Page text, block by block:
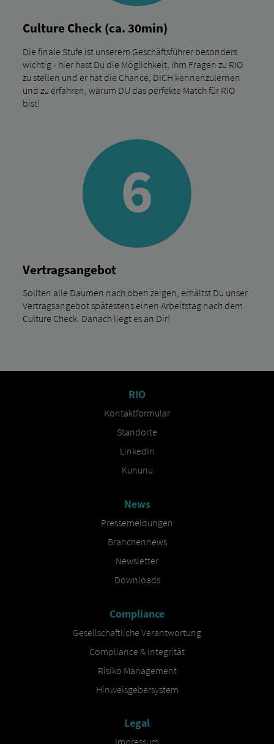
Culture Check (ca. 30min)
Die finale Stufe ist unserem Geschäftsführer besonders
wichtig - hier hast Du die Möglichkeit, ihm Fragen zu RIO
zu stellen und er hat die Chance, DICH kennenzulernen
und zu erfahren, warum DU das perfekte Match für RIO
bist!
Vertragsangebot
Sollten alle Daumen nach oben zeigen, erhältst Du unser
Vertragsangebot spätestens einen Arbeitstag nach dem
Culture Check. Danach liegt es an Dir!
RIO
Kontaktformular
Standorte
LinkedIn
Kununu
News
Pressemeldungen
Branchennews
Newsletter
Downloads
Compliance
Gesellschaftliche Verantwortung
Compliance & Integrität
Risiko Management
Hinweisgebersystem
Legal